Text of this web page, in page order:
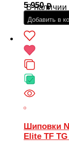
В наличии
5 950
Добавить в
Шиповки
Elite TF